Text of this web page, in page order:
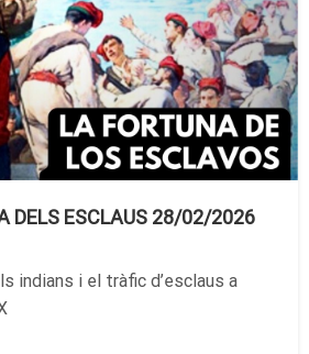
DELS ESCLAUS 28/02/2026
indians i el tràfic d’esclaus a